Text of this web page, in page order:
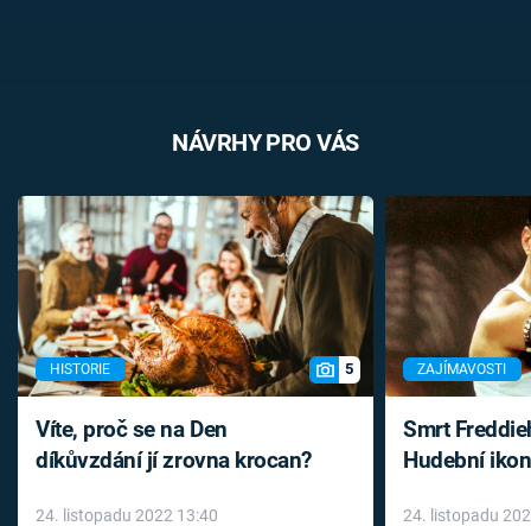
NÁVRHY PRO VÁS
HISTORIE 5
Víte, proč se na Den
díkůvzdání jí zrovna krocan?
24. listopadu 2022 13:40
ZAJÍMAVOSTI
Smrt
Hudební
24. listopadu